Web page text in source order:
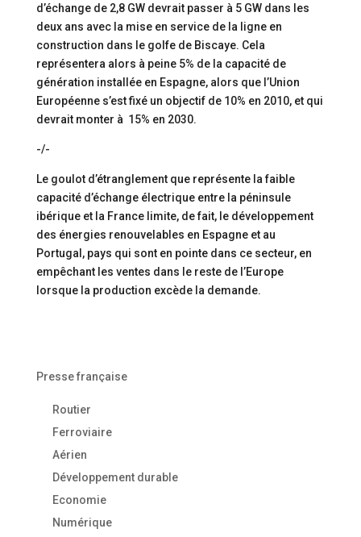
d’échange de 2,8 GW devrait passer à 5 GW dans les
deux ans avec la mise en service de la ligne en
construction dans le golfe de Biscaye. Cela
représentera alors à peine 5% de la capacité de
génération installée en Espagne, alors que l’Union
Européenne s’est fixé un objectif de 10% en 2010, et qui
devrait monter à 15% en 2030.
-/-
Le goulot d’étranglement que représente la faible
capacité d’échange électrique entre la péninsule
ibérique et la France limite, de fait, le développement
des énergies renouvelables en Espagne et au
Portugal, pays qui sont en pointe dans ce secteur, en
empêchant les ventes dans le reste de l’Europe
lorsque la production excède la demande.
Presse française
Routier
Ferroviaire
Aérien
Développement durable
Economie
Numérique